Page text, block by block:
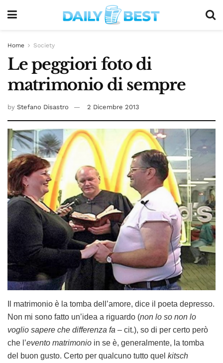
Home Society
Le peggiori foto di
matrimonio di sempre
by Stefano Disastro 2 Dicembre 2013
Il matrimonio è la tomba dell’amore, dice il poeta depresso.
Non mi sono fatto un’idea a riguardo (non lo so non lo
voglio sapere che differenza fa – cit.), so di per certo però
che l’evento matrimonio in se è, generalmente, la tomba
del buon gusto. Certo per qualcuno tutto quel kitsch